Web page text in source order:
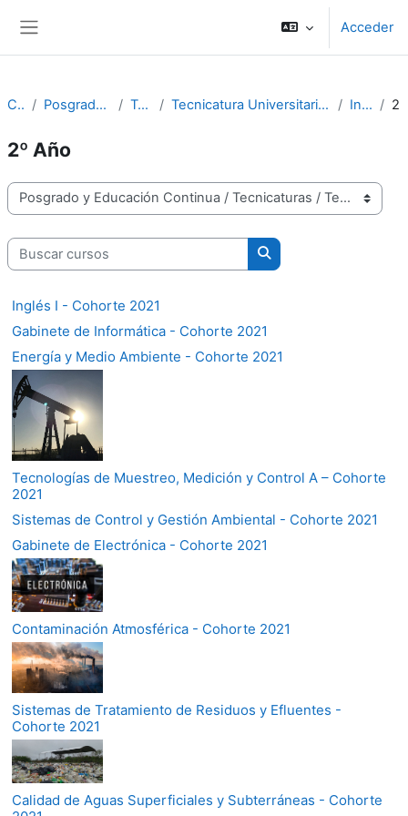
Acceder
Cursos Posgrado y Educación Continua Tecnicaturas Tecnicatura Universitaria en Procedimientos y Tecnologías Ambientales Ingreso 2021
2º Año
Categorías
Buscar cursos
Buscar cursos
Inglés I - Cohorte 2021
Gabinete de Informática - Cohorte 2021
Energía y Medio Ambiente - Cohorte 2021
Tecnologías de Muestreo, Medición y Control A – Cohorte
2021
Sistemas de Control y Gestión Ambiental - Cohorte 2021
Gabinete de Electrónica - Cohorte 2021
Contaminación Atmosférica - Cohorte 2021
Sistemas de Tratamiento de Residuos y Efluentes -
Cohorte 2021
Calidad de Aguas Superficiales y Subterráneas - Cohorte